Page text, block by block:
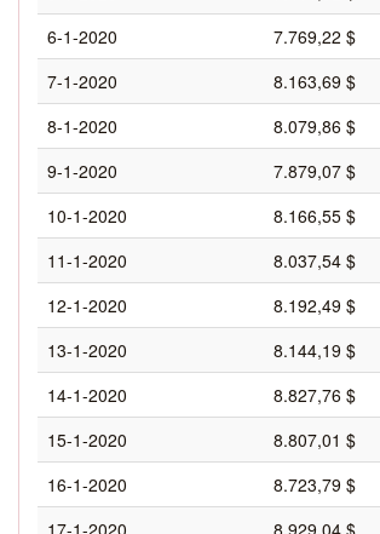
6-1-2020
7.769,22 $
7-1-2020
8.163,69 $
8-1-2020
8.079,86 $
9-1-2020
7.879,07 $
10-1-2020
8.166,55 $
11-1-2020
8.037,54 $
12-1-2020
8.192,49 $
13-1-2020
8.144,19 $
14-1-2020
8.827,76 $
15-1-2020
8.807,01 $
16-1-2020
8.723,79 $
17-1-2020
8.929,04 $